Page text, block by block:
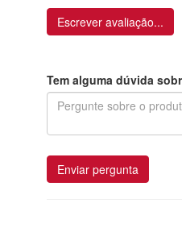
Escrever avaliação...
Tem alguma dúvida
Enviar pergunta